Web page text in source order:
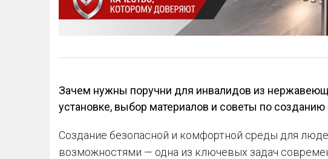
Зачем нужны поручни для инвалидов из
установке, выбор материалов и советы по
Создание безопасной и комфортной среды для
возможностями — одна из ключевых задач